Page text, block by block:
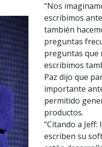
“Nos
escribimos
también
preguntas
preguntas que
escribimos
Paz dijo que
importante
permitido
productos.
“Citando a
escriben su